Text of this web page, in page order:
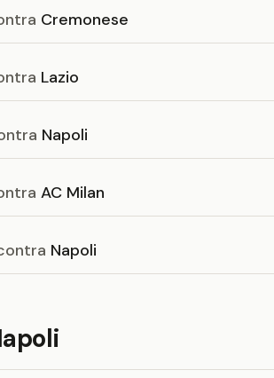
Cremonese
Lazio
Napoli
AC Milan
Napoli